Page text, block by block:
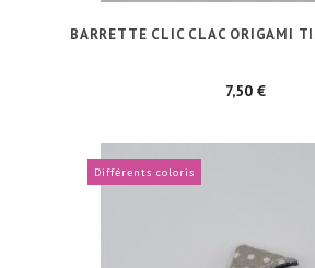
BARRETTE CLIC CLAC ORIGAMI
7,50 €Prix
Différents coloris